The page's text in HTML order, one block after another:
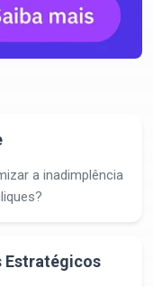
a inadimplência
Estratégicos